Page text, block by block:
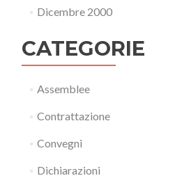
Dicembre 2000
CATEGORIE
Assemblee
Contrattazione
Convegni
Dichiarazioni